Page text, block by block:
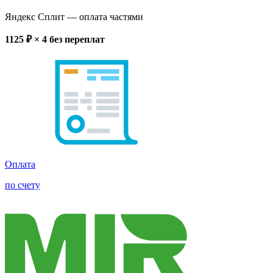
Яндекс Сплит — оплата частями
1125 ₽ × 4 без переплат
Оплата
по счету